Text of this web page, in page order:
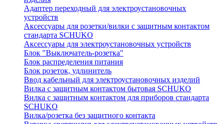
Адаптер переходный для электроустановочных
устройств
Аксессуары для розетки/вилки с защитным контактом
стандарта SCHUKO
Аксессуары для электроустановочных устройств
Блок "Выключатель-розетка"
Блок распределения питания
Блок розеток, удлинитель
Ввод кабельный для электроустановочных изделий
Вилка с защитным контактом бытовая SCHUKO
Вилка с защитным контактом для приборов стандарта
SCHUKO
Вилка/розетка без защитного контакта